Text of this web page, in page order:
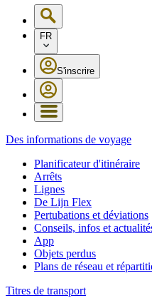
FR
S'inscrire
Des informations de voyage
Planificateur d'itinéraire
Arrêts
Lignes
De Lijn Flex
Pertubations et déviations
Conseils, infos et
App
Objets perdus
Plans de réseau et
Titres de transport